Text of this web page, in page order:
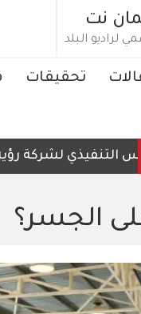
نت
لراديو البلد
تحقيقات
لشركة رؤية
الجسر؟